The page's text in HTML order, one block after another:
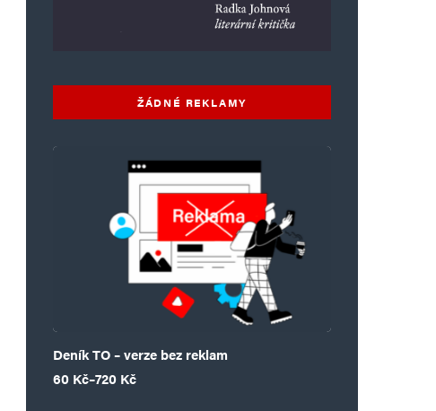
ŽÁDNÉ REKLAMY
Deník TO – verze bez reklam
60 Kč–720 Kč
Rozpětí cen: 60 Kč až 720 Kč